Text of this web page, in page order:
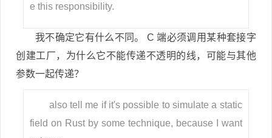
e this responsibility.
我不确定它有什么不同。 C 端必须调用某种套接字
创建工厂，为什么它不能传递不透明的线，可能与其他
参数一起传递？
also tell me if it's possible to simulate a static
field on Rust by some technique, because I want